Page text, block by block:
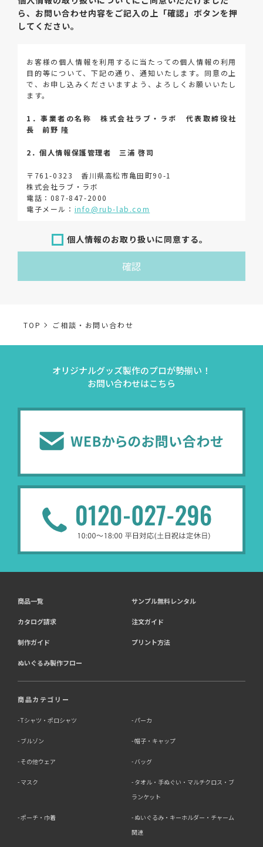
ら、 お問い合わせ内容をご記入の上「確認」ボタンを押
してください。
お客様の個人情報を利用するに当たっての個人情報の利用
目的等について、下記の通り、通知いたします。同意の上
で、お申し込みくださいますよう、よろしくお願いいたし
ます。
1．事業者の名称 株式会社ラブ・ラボ 代表取締役社
長 前野 隆
2．個人情報保護管理者 三浦 啓司
〒761-0323 香川県高松市亀田町90-1
株式会社ラブ・ラボ
電話：087-847-2000
電子メール： info@rub-lab.com
3．個人情報（保有個人データを含む）の利用目的
お客様の個人情報は、各種お問い合わせ対応のため、弊社
において正当な事業遂行の範囲内で利用いたします。
事業内容 個人情報の利用目的
受発注業務
（開示対象個人情報）
当社通信販売における
業務上のご連絡および
問い合わせへの対応の
（開示対象個人情報）
契約した小売店より委託された
4．個人情報を第三者に提供することが予定される場合の
事項
第三者に提供する目的：パーソナライズ広告配信および効
提供する個人情報の項目：Cookie 等の識別子、広告 ID、
提供の手段又は方法：当社ウェブサイトのタグ・SDK・
携。
提供先：広告配信事業者（例：Google LLC等）。
い契約（目的外利用禁止、再提供制限、安全管理措置等）
お客様の個人情報は、以下掲げる場合以外に、事前にご本
・法令に基づく場合
・人の生命、身体又は財産の保護にために必要がある場合
個人情報のお取り扱いに同意する。
確認
TOP ご相談・お問い合わせ
オリジナルグッズ製作のプロが勢揃い！
お問い合わせはこちら
商品一覧 サンプル無料レンタル
カタログ請求 注文ガイド
制作ガイド プリント方法
ぬいぐるみ製作フロー
商品カテゴリー
Tシャツ・ポロシャツ パーカ
ブルゾン 帽子・キャップ
その他ウェア バッグ
マスク
タオル・手ぬぐい・マルチクロス・ブ
ランケット
ポーチ・巾着
ぬいぐるみ・キーホルダー・チャーム
関連